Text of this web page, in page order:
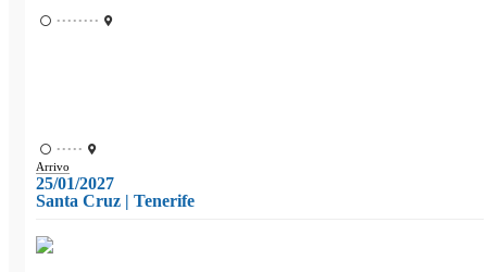
••••••••
•••••
Arrivo
25/01/2027
Santa Cruz | Tenerife